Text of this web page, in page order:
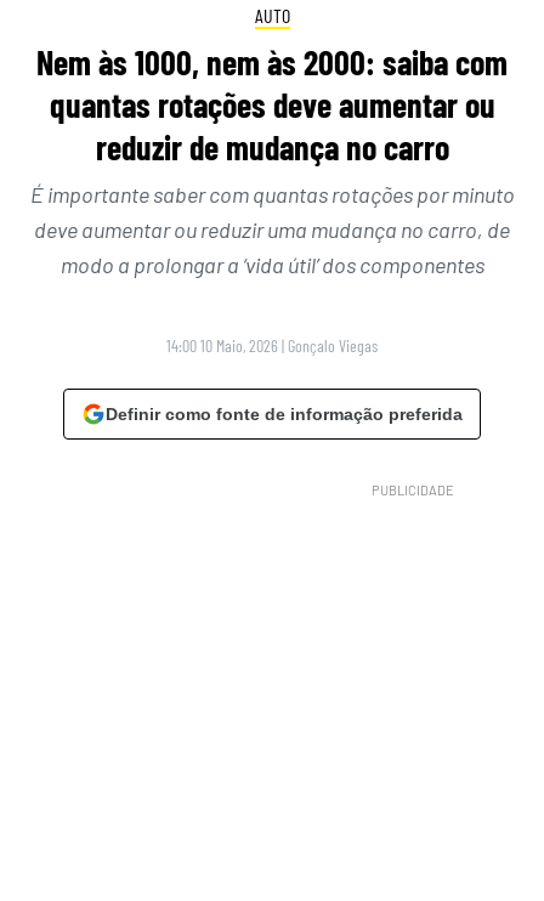
AUTO
Nem às 1000, nem às 2000: saiba com
quantas rotações deve aumentar ou
reduzir de mudança no carro
É importante saber com quantas rotações por minuto
deve aumentar ou reduzir uma mudança no carro, de
modo a prolongar a ‘vida útil’ dos componentes
14:00 10 Maio, 2026 | Gonçalo Viegas
Definir como fonte de informação preferida